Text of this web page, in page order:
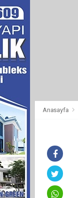
Anasayfa